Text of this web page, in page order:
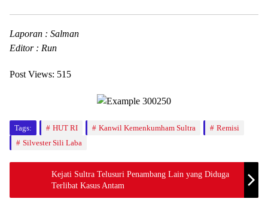
Laporan : Salman
Editor : Run
Post Views: 515
Tags: HUT RI Kanwil Kemenkumham Sultra
Remisi
Silvester Sili Laba
Kejati Sultra Telusuri Penambang Lain yang Diduga
Terlibat Kasus Antam